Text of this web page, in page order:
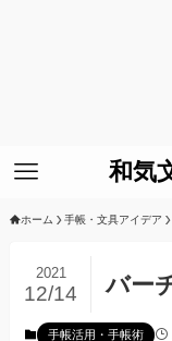
和気
ホーム 手帳・文具アイデア
バー
2021
12/14
手帳活用・手帳術